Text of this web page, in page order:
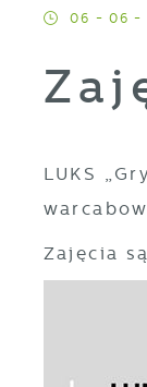
06 - 06 -
LUKS
Zajęcia